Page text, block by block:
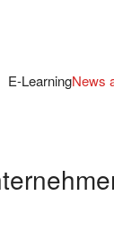
E-LearningNews